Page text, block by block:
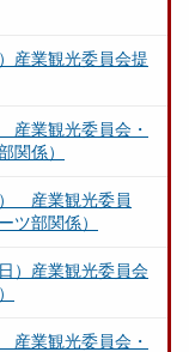
産業観光委員会提
産業観光委員会・
関係）
産業観光委員
ツ部関係）
）産業観光委員会
産業観光委員会・